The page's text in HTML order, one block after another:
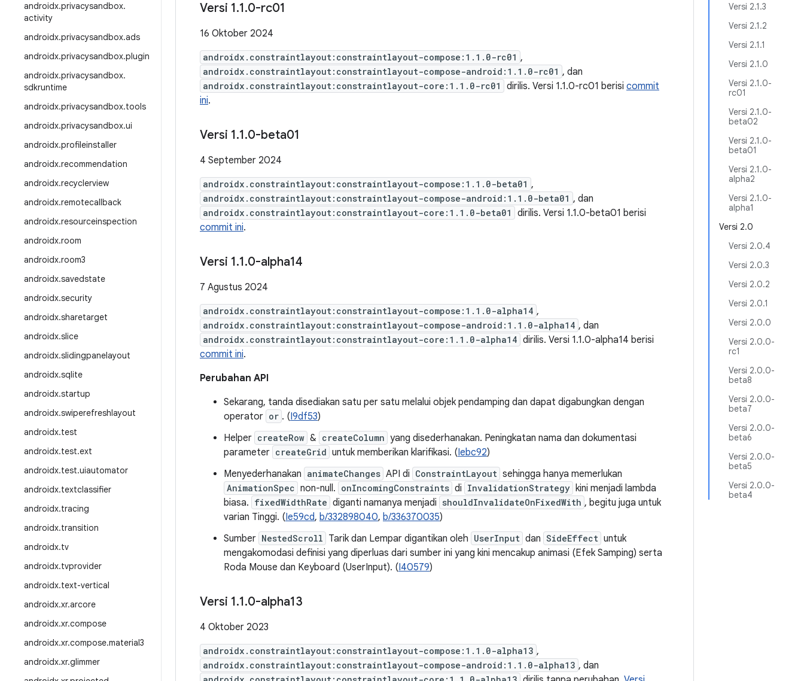
androidx.privacysandbox.
activity
androidx.privacysandbox.ads
androidx.privacysandbox.plugin
androidx.privacysandbox.
sdkruntime
androidx.privacysandbox.tools
androidx.privacysandbox.ui
androidx.profileinstaller
androidx.recommendation
androidx.recyclerview
androidx.remotecallback
androidx.resourceinspection
androidx.room
androidx.room3
androidx.savedstate
androidx.security
androidx.sharetarget
androidx.slice
androidx.slidingpanelayout
androidx.sqlite
androidx.startup
androidx.swiperefreshlayout
androidx.test
androidx.test.ext
androidx.test.uiautomator
androidx.textclassifier
androidx.tracing
androidx.transition
androidx.tv
androidx.tvprovider
androidx.text-vertical
androidx.xr.arcore
androidx.xr.compose
androidx.xr.compose.material3
androidx.xr.glimmer
Versi 2.1.3
Versi 2.1.2
Versi 2.1.1
Versi 2.1.0
Versi 2.1.0-
rc01
Versi 2.1.0-
beta02
Versi 2.1.0-
beta01
Versi 2.1.0-
alpha2
Versi 2.1.0-
alpha1
Versi 2.0
Versi 2.0.4
Versi 2.0.3
Versi 2.0.2
Versi 2.0.1
Versi 2.0.0
Versi 2.0.0-
rc1
Versi 2.0.0-
beta8
Versi 2.0.0-
beta7
Versi 2.0.0-
beta6
Versi 2.0.0-
beta5
Versi 2.0.0-
beta4
Versi 1.1.0-rc01
16 Oktober 2024
androidx.constraintlayout:constraintlayout-compose:1.1.0-rc01 ,
androidx.constraintlayout:constraintlayout-compose-android:1.1.0-rc01 , dan
androidx.constraintlayout:constraintlayout-core:1.1.0-rc01 dirilis. Versi 1.1.0-rc01 berisi commit
ini.
Versi 1.1.0-beta01
4 September 2024
androidx.constraintlayout:constraintlayout-compose:1.1.0-beta01 ,
androidx.constraintlayout:constraintlayout-compose-android:1.1.0-beta01 , dan
androidx.constraintlayout:constraintlayout-core:1.1.0-beta01
dirilis. Versi 1.1.0-beta01 berisi
commit ini.
Versi 1.1.0-alpha14
7 Agustus 2024
androidx.constraintlayout:constraintlayout-compose:1.1.0-alpha14 ,
androidx.constraintlayout:constraintlayout-compose-android:1.1.0-alpha14 , dan
androidx.constraintlayout:constraintlayout-core:1.1.0-alpha14 dirilis. Versi 1.1.0-alpha14 berisi
commit ini.
Perubahan API
Sekarang, tanda disediakan satu per satu melalui objek pendamping dan dapat digabungkan dengan
operator or . (I9df53)
Helper createRow & createColumn yang disederhanakan. Peningkatan nama dan dokumentasi
parameter createGrid untuk memberikan klarifikasi. (Iebc92)
Menyederhanakan animateChanges API di ConstraintLayout sehingga hanya memerlukan
AnimationSpec non-null. onIncomingConstraints di InvalidationStrategy kini menjadi lambda
biasa. fixedWidthRate diganti namanya menjadi shouldInvalidateOnFixedWith , begitu juga untuk
varian Tinggi. (Ie59cd, b/332898040, b/336370035)
Sumber NestedScroll Tarik dan Lempar digantikan oleh UserInput dan SideEffect untuk
mengakomodasi definisi yang diperluas dari sumber ini yang kini mencakup animasi (Efek Samping) serta
Roda Mouse dan Keyboard (UserInput). (I40579)
Versi 1.1.0-alpha13
4 Oktober 2023
androidx.constraintlayout:constraintlayout-compose:1.1.0-alpha13 ,
androidx.constraintlayout:constraintlayout-compose-android:1.1.0-alpha13 , dan